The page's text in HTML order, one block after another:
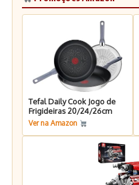
Tefal Daily Cook Jogo de
Frigideiras 20/24/26cm
Ver na Amazon